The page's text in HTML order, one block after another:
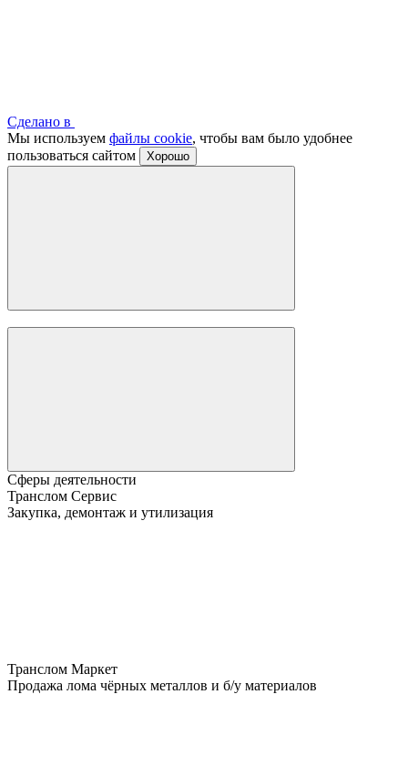
Сделано в
Мы используем файлы cookie, чтобы вам было удобнее
пользоваться сайтом
Хорошо
Сферы деятельности
Транслом Сервис
Закупка, демонтаж и утилизация
Транслом Маркет
Продажа лома чёрных металлов и б/у материалов